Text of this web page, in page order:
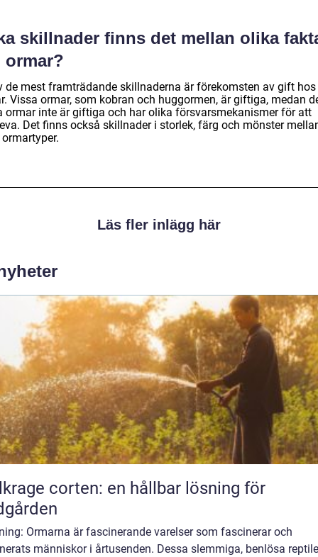
skillnader finns det mellan olika
ormar?
de mest framträdande skillnaderna är förekomsten av gift hos
Vissa ormar, som kobran och huggormen, är giftiga, medan
ormar inte är giftiga och har olika försvarsmekanismer för att
Det finns också skillnader i storlek, färg och mönster
Läs fler inlägg här
corten: en hållbar lösning för
Ormarna är fascinerande varelser som fascinerar och
människor i årtusenden. Dessa slemmiga, benlösa